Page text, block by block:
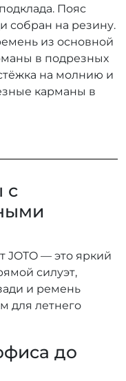
с
— это яркий
силуэт,
и ремень
для летнего
до
Пояс
собран на резину.
из основной
в подрезных
на молнию и
карманы в